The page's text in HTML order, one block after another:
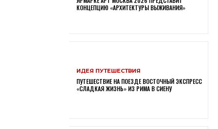
КОНЦЕПЦИЮ «АРХИТЕКТУРЫ ВЫЖИВАНИЯ»
ИДЕЯ ПУТЕШЕСТВИЯ
ПУТЕШЕСТВИЕ НА ПОЕЗДЕ ВОСТОЧНЫЙ ЭКСПРЕСС
«СЛАДКАЯ ЖИЗНЬ» ИЗ РИМА В СИЕНУ